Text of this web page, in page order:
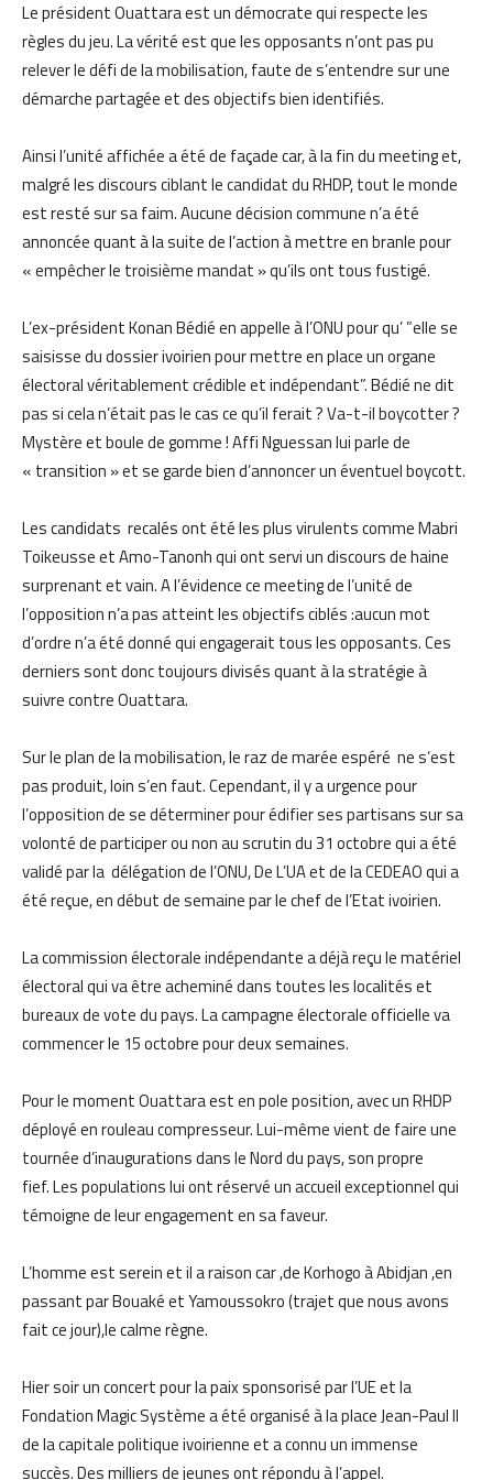
Le président Ouattara est un démocrate qui respecte les
règles du jeu.La vérité est que les opposants n’ont pas pu
relever le défi de la mobilisation, faute de s’entendre sur une
démarche partagée et des objectifs bien identifiés.
Ainsi l’unité affichée a été de façade car, à la fin du meeting et,
malgré les discours ciblant le candidat du RHDP, tout le monde
est resté sur sa faim.Aucune décision commune n’a été
annoncée quant à la suite de l’action à mettre en branle pour
« empêcher le troisième mandat » qu’ils ont tous fustigé.
L’ex-président Konan Bédié en appelle à l’ONU pour qu’ ”elle se
saisisse du dossier ivoirien pour mettre en place un organe
électoral véritablement crédible et indépendant”.Bédié ne dit
pas si cela n’était pas le cas ce qu’il ferait ? Va-t-il boycotter ?
Mystère et boule de gomme !Affi Nguessan lui parle de
« transition » et se garde bien d’annoncer un éventuel boycott.
Les candidats recalés ont été les plus virulents comme Mabri
Toikeusse et Amo-Tanonh qui ont servi un discours de haine
surprenant et vain.A l’évidence ce meeting de l’unité de
l’opposition n’a pas atteint les objectifs ciblés :aucun mot
d’ordre n’a été donné qui engagerait tous les opposants.Ces
derniers sont donc toujours divisés quant à la stratégie à
suivre contre Ouattara.
Sur le plan de la mobilisation, le raz de marée espéré ne s’est
pas produit, loin s’en faut.Cependant, il y a urgence pour
l’opposition de se déterminer pour édifier ses partisans sur sa
volonté de participer ou non au scrutin du 31 octobre qui a été
validé par la délégation de l’ONU, De L’UA et de la CEDEAO qui a
été reçue, en début de semaine par le chef de l’Etat ivoirien.
La commission électorale indépendante a déjà reçu le matériel
électoral qui va être acheminé dans toutes les localités et
bureaux de vote du pays.La campagne électorale officielle va
commencer le 15 octobre pour deux semaines.
Pour le moment Ouattara est en pole position, avec un RHDP
déployé en rouleau compresseur. Lui-même vient de faire une
tournée d’inaugurations dans le Nord du pays, son propre
fief.Les populations lui ont réservé un accueil exceptionnel qui
témoigne de leur engagement en sa faveur.
L’homme est serein et il a raison car ,de Korhogo à Abidjan ,en
passant par Bouaké et Yamoussokro (trajet que nous avons
fait ce jour),le calme règne.
Hier soir un concert pour la paix sponsorisé par l’UE et la
Fondation Magic Système a été organisé à la place Jean-Paul II
de la capitale politique ivoirienne et a connu un immense
succès. Des milliers de jeunes ont répondu à l’appel.